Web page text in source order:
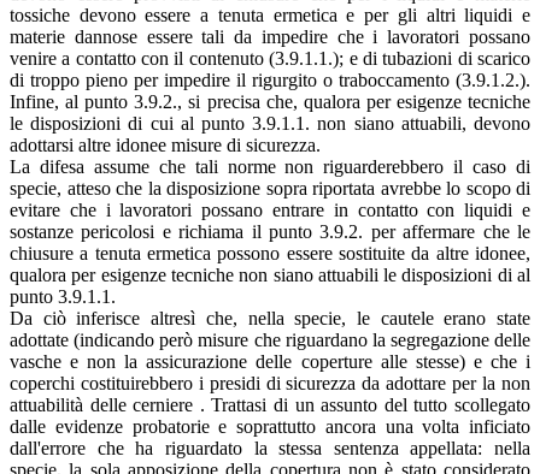
tossiche devono essere a tenuta ermetica e per gli altri liquidi e
materie dannose essere tali da impedire che i lavoratori possano
venire a contatto con il contenuto (3.9.1.1.); e di tubazioni di scarico
di troppo pieno per impedire il rigurgito o traboccamento (3.9.1.2.).
Infine, al punto 3.9.2., si precisa che, qualora per esigenze tecniche
le disposizioni di cui al punto 3.9.1.1. non siano attuabili, devono
adottarsi altre idonee misure di sicurezza.
La difesa assume che tali norme non riguarderebbero il caso di
specie, atteso che la disposizione sopra riportata avrebbe lo scopo di
evitare che i lavoratori possano entrare in contatto con liquidi e
sostanze pericolosi e richiama il punto 3.9.2. per affermare che le
chiusure a tenuta ermetica possono essere sostituite da altre idonee,
qualora per esigenze tecniche non siano attuabili le disposizioni di al
punto 3.9.1.1.
Da ciò inferisce altresì che, nella specie, le cautele erano state
adottate (indicando però misure che riguardano la segregazione delle
vasche e non la assicurazione delle coperture alle stesse) e che i
coperchi costituirebbero i presidi di sicurezza da adottare per la non
attuabilità delle cerniere . Trattasi di un assunto del tutto scollegato
dalle evidenze probatorie e soprattutto ancora una volta inficiato
dall'errore che ha riguardato la stessa sentenza appellata: nella
specie, la sola apposizione della copertura non è stato considerato